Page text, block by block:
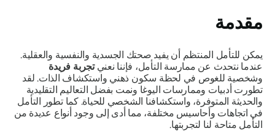
مقدمة
يمكن للتأمل المنتظم أن يفيد صحتك الجسدية والنفسية والعقلية.
عندما نتحدث عن ممارسة التأمل، فإننا نعني تجربةفريدة
وشخصية للغوص في لحظة سكون ذهني واستكشاف الذات. لقد
تطورت أدبيات وممارسات اليوغا ونمت بفضل التعاليم التقليدية
والحديثة المتوفرة، واستكشافنا الشخصي للحياة. كما تطور التأمل
في اتجاهات وأحاسيس مختلفة، مما أدى إلى وجود أنواع عديدة من
التأمل متاحة لنا لتجربتها.